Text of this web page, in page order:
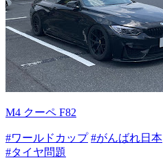
M4 クーペ F82
#ワールドカップ #がんばれ日本
#タイヤ問題